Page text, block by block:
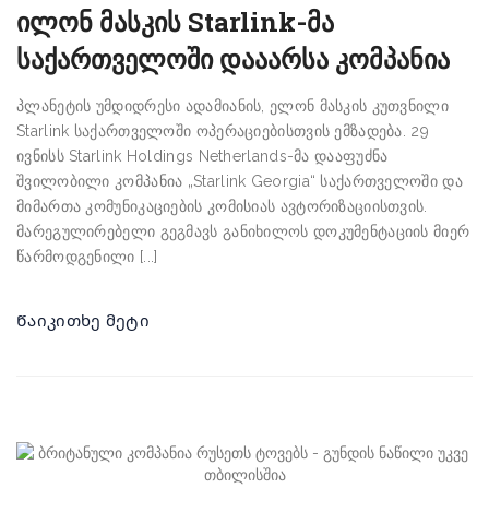
ილონ მასკის Starlink-მა
საქართველოში დააარსა კომპანია
პლანეტის უმდიდრესი ადამიანის, ელონ მასკის კუთვნილი
Starlink საქართველოში ოპერაციებისთვის ემზადება. 29
ივნისს Starlink Holdings Netherlands-მა დააფუძნა
შვილობილი კომპანია „Starlink Georgia“ საქართველოში და
მიმართა კომუნიკაციების კომისიას ავტორიზაციისთვის.
მარეგულირებელი გეგმავს განიხილოს დოკუმენტაციის მიერ
წარმოდგენილი [...]
Წაიკითხე მეტი